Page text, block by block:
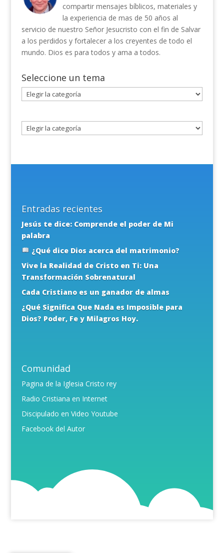
compartir mensajes bíblicos, materiales y
la experiencia de mas de 50 años al
servicio de nuestro Señor Jesucristo con el fin de Salvar
a los perdidos y fortalecer a los creyentes de todo el
mundo. Dios es para todos y ama a todos.
Seleccione un tema
Seleccione
un
Entradas recientes
Jesús te dice: Comprende el poder de Mi
palabra
¿Qué dice Dios acerca del matrimonio?
Vive la Realidad de Cristo en Ti: Una
Transformación Sobrenatural
Cada Cristiano es un ganador de almas
¿Qué Significa Que Nada es Imposible para
Dios? Poder, Fe y Milagros Hoy.
Comunidad
Pagina de la Iglesia Cristo rey
Radio Cristiana en Internet
Discipulado en Video Youtube
Facebook del Autor